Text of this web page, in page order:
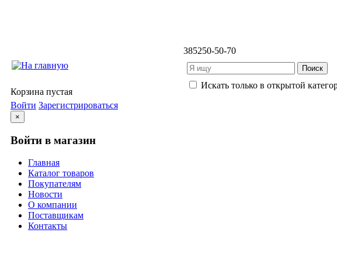
385250-50-70
Искать только в открытой
Корзина пустая
Войти Зарегистрироваться
×
Войти в магазин
Главная
Каталог товаров
Покупателям
Новости
О компании
Поставщикам
Контакты